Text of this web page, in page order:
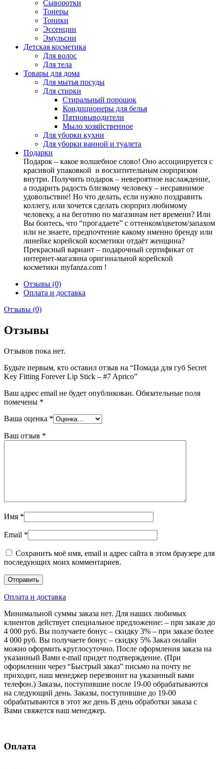
Сыворотки
Тонеры
Тоники
Эссенции
Эмульсии
Детская косметика
Для волос
Для тела
Товары для дома
Для мытья посуды
Для стирки
Стиральный порошок
Кондиционеры для белья
Пятновыводители
Мыло хозяйственное
Для уборки кухни
Для уборки ванной и туалета
Подарки
Подарок – какое волшебное слово! Оно ассоциируется с
красивой упаковкой и восхитительным сюрпризом
внутри. Получить подарок – невероятное наслаждение,
а подарить радость близкому человеку – несравнимое
удовольствие! Но что делать, если нужно поздравить
коллегу, или хочется сделать сюрприз любимому
человеку, а на беготню по магазинам нет времени? Или
Вы боитесь, что “прогадаете” с оттенком/цветом/запахом
или не знаете, предпочтение какому именно бренду или
линейке корейской косметики отдаёт женщина?
Прекрасный вариант – подарочный сертификат от
интернет-магазина оригинальной корейской
косметики myfanza.com !
Отзывы (0)
Оплата и доставка
Отзывы (0)
Отзывы
Отзывов пока нет.
Будьте первым, кто оставил отзыв на “Помада для губ Secret
Key Fitting Forever Lip Stick – #7 Aprico”
Ваш адрес email не будет опубликован. Обязательные поля
помечены *
Ваша оценка *
Ваш отзыв *
Имя *
Email *
Сохранить моё имя, email и адрес сайта в этом браузере для
последующих моих комментариев.
Оплата и доставка
Минимальной суммы заказа нет. Для наших любимых
клиентов действует специальное предложение: – при заказе до
4 000 руб. Вы получаете бонус – скидку 3% – при заказе более
4 000 руб. Вы получаете бонус – скидку 5% Заказ онлайн
можно оформить круглосуточно. После оформления заказа на
указанный Вами e-mail придет подтверждение. (При
оформлении через “Быстрый заказ” письмо на почту не
приходит, наш менеджер перезвонит на указанный вами
телефон.) Заказы, поступившие после 19-00 обрабатываются
на следующий день. Заказы, поступившие до 19-00
обрабатываются в этот же день В день обработки заказа с
Вами свяжется наш менеджер.
Оплата